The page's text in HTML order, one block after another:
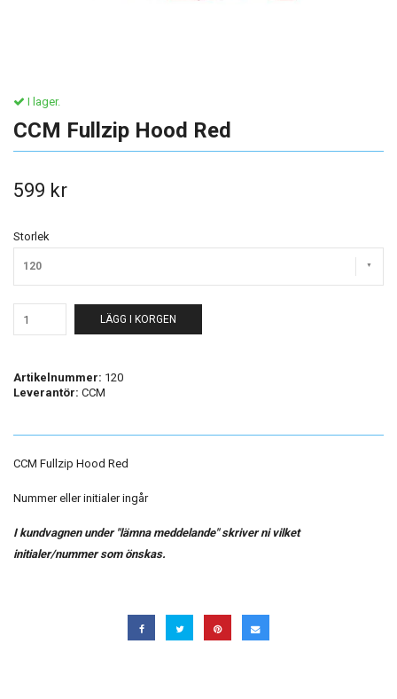
I lager.
CCM Fullzip Hood Red
599 kr
Storlek
120
LÄGG I KORGEN
Artikelnummer: 120
Leverantör: CCM
CCM Fullzip Hood Red
Nummer eller initialer ingår
I kundvagnen under "lämna meddelande" skriver ni vilket
initialer/nummer som önskas.